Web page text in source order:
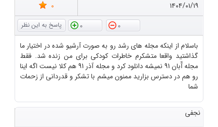
۱۴۰۴/۰۱/۱۹
0
0
0
باسلام از اینکه مجله های رشد رو به صورت آرشیو شده در اختیار ما
گذاشتید واقعا متشکرم خاطرات کودکی برای من زنده شد. فقط
مجله آّبان 91 نمیشه دانلود کرد و مجله آذر 91 هم کلا نیست اگه اینا
رو هم در دسترس بزارید ممنون میشم با تشکر و قدردانی از زحمات
شما
نجفی